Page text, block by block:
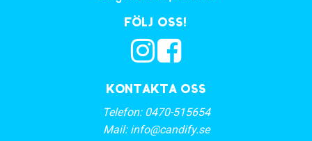
Kontakta oss
Telefon: 0470-515654
Mail: info@candify.se
Följ oss!